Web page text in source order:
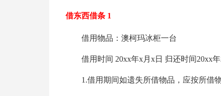
借东西借条 1
借用物品：澳柯玛冰柜一台
借用时间 20xx年x月x日 归还时间20xx
1.借用期间如遗失所借物品，应按所借